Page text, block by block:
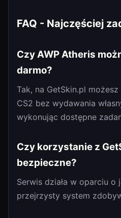
FAQ - Najczęściej
Czy AWP Atheris
darmo?
Tak, na GetSkin.pl
CS2 bez wydawania
wykonując dostępne
Czy korzystanie z
bezpieczne?
Serwis działa w oparciu o
przejrzysty system